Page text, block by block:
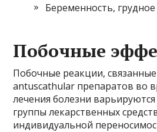
Беременность,
Побочные
Побочные реакции,
antuscathular препаратов во
лечения болезни
группы лекарственных
индивидуальной